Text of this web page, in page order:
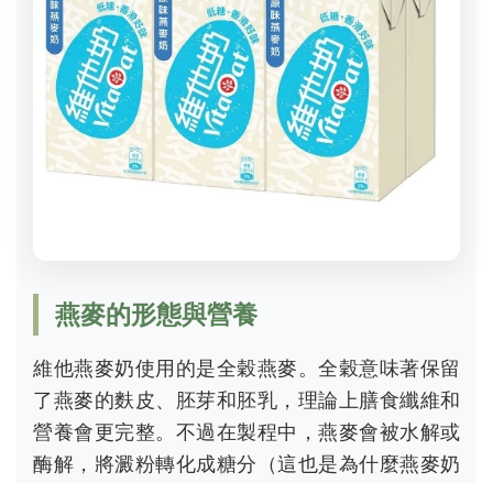
燕麥的形態與營養
維他燕麥奶使用的是全穀燕麥。全穀意味著保留
了燕麥的麩皮、胚芽和胚乳，理論上膳食纖維和
營養會更完整。不過在製程中，燕麥會被水解或
酶解，將澱粉轉化成糖分（這也是為什麼燕麥奶